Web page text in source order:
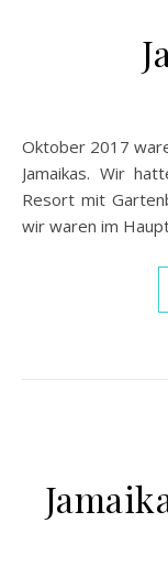
Oktober 2017 waren wir zwei Wochen in Negril, im Westen
Jamaikas. Wir
Resort mit
wir waren im